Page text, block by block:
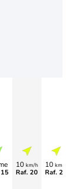
10 km/h
Raf. 20
10 km/
Raf.